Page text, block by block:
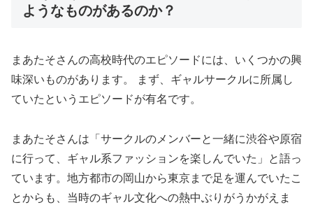
ようなものがあるのか？
まあたそさんの高校時代のエピソードには、いくつかの興
味深いものがあります。 まず、ギャルサークルに所属し
ていたというエピソードが有名です。
まあたそさんは「サークルのメンバーと一緒に渋谷や原宿
に行って、ギャル系ファッションを楽しんでいた」と語っ
ています。地方都市の岡山から東京まで足を運んでいたこ
とからも、当時のギャル文化への熱中ぶりがうかがえま